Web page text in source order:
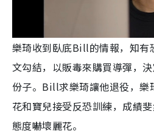
樂琦收到臥底Bill的情報，知有
文勾結，以販毒來購買導彈，
份子。Bill求樂琦讓他退役，樂
花和寶兒接受反恐訓練，成績
態度嚇壞麗花。